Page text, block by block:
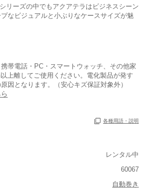
リーズの中でもアクアテラはビジネスシーン
なビジュアルと小ぶりなケースサイズが魅
帯電話・PC・スマートウォッチ、その他家
上離してご使用ください。電化製品が発す
因となります。（安心キズ保証対象外）
各種用語・説明
レンタル中
60067
自動巻き
あり